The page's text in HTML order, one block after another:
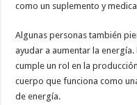
como un suplemento y
Algunas personas también
ayudar a aumentar la
cumple un rol en la
cuerpo que funciona como
de energía.